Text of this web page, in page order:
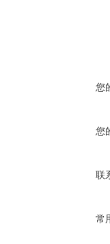
您
您
联
常